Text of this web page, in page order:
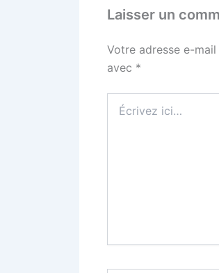
Laisser un
Votre adresse e-
avec *
ici…